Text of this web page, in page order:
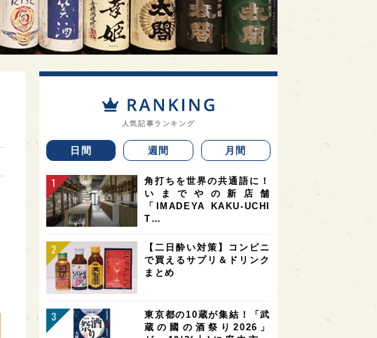
人気記事ランキング
日間 週間 月間
角打ちを世界の共通語に！
いまでやの新店舗
「IMADEYA KAKU-UCHI
T…
【二日酔い対策】コンビニ
で買えるサプリ＆ドリンク
まとめ
東京都の10蔵が集結！「武
蔵の國の酒祭り2026」